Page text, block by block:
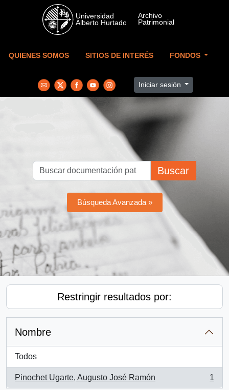
Skip to main content
QUIENES SOMOS SITIOS DE INTERÉS FONDOS
Iniciar sesión
Buscar
Búsqueda Avanzada »
Restringir resultados por:
Nombre
Todos
Pinochet Ugarte, Augusto José Ramón
, 1 resultados
1